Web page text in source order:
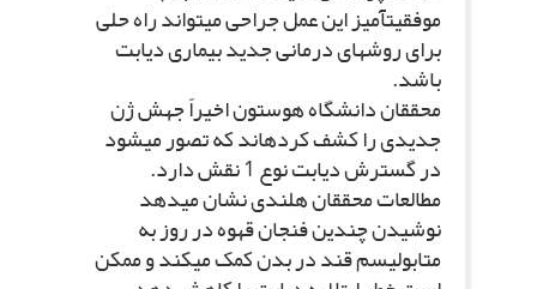
موفقیت‏آمیز این عمل جراحى مى‏تواند راه حلى
براى روش‏هاى درمانى جدید بیمارى دیابت
باشد.
محققان دانشگاه هوستون اخیراً جهش ژن
جدیدى را کشف کرده‏اند که تصور مى‏شود
در گسترش دیابت نوع 1 نقش دارد.
مطالعات محققان هلندى نشان مى‏دهد
نوشیدن چندین فنجان قهوه در روز به
متابولیسم قند در بدن کمک مى‏کند و ممکن